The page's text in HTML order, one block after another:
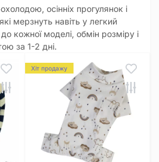
осінніх прогулянок і
мерзнуть навіть у легкий
кожної моделі, обмін розміру і
за 1-2 дні.
Хіт продажу